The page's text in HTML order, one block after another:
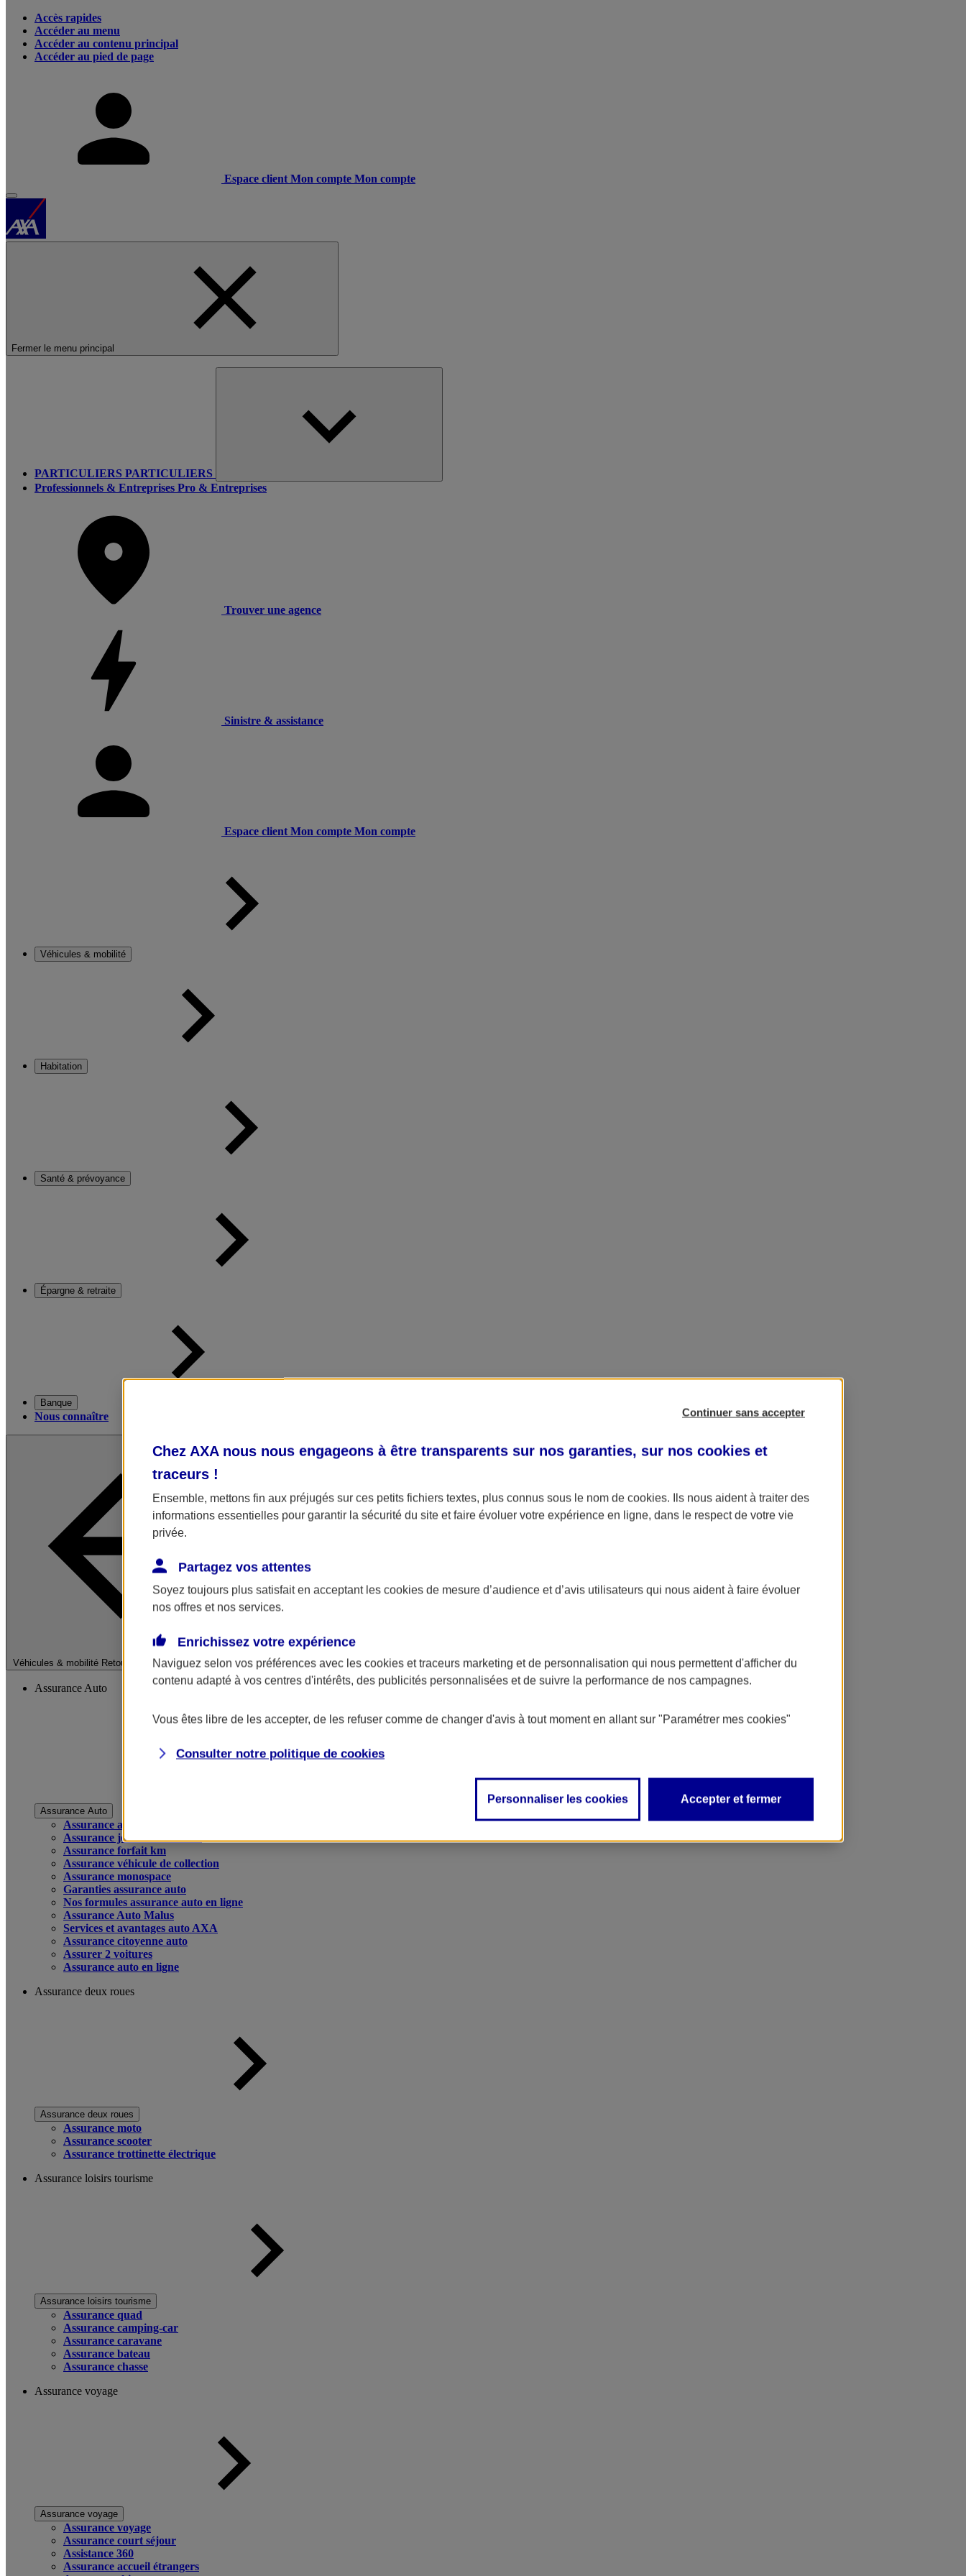
Accès rapides
Accéder au menu
Accéder au contenu principal
Accéder au pied de page
Espace client Mon compte Mon compte
Fermer le menu principal
PARTICULIERS PARTICULIERS
Professionnels & Entreprises Pro & Entreprises
Trouver une agence
Sinistre & assistance
Espace client Mon compte Mon compte
Véhicules & mobilité
Habitation
Santé & prévoyance
Épargne & retraite
Banque
Nous connaître
Véhicules & mobilité Retour à la section précédente
Fermer le menu principal
Assurance Auto
Assurance Auto
Assurance auto
Assurance jeune conducteur
Assurance forfait km
Assurance véhicule de collection
Assurance monospace
Garanties assurance auto
Nos formules assurance auto en ligne
Assurance Auto Malus
Services et avantages auto AXA
Assurance citoyenne auto
Assurer 2 voitures
Assurance auto en ligne
Assurance deux roues
Assurance deux roues
Assurance moto
Assurance scooter
Assurance trottinette électrique
Assurance loisirs tourisme
Assurance loisirs tourisme
Assurance quad
Assurance camping-car
Assurance caravane
Assurance bateau
Assurance chasse
Assurance voyage
Assurance voyage
Assurance voyage
Assurance court séjour
Assistance 360
Assurance accueil étrangers
Continuer sans accepter
Chez AXA nous nous engageons à être transparents sur nos garanties, sur nos cookies et
traceurs !
Ensemble, mettons fin aux préjugés sur ces petits fichiers textes, plus connus sous le nom de cookies. Ils nous aident à traiter des
informations essentielles pour garantir la sécurité du site et faire évoluer votre expérience en ligne, dans le respect de votre vie
privée.
Partagez vos attentes
Soyez toujours plus satisfait en acceptant les cookies de mesure d’audience et d’avis utilisateurs qui nous aident à faire évoluer
nos offres et nos services.
Enrichissez votre expérience
Naviguez selon vos préférences avec les cookies et traceurs marketing et de personnalisation qui nous permettent d'afficher du
contenu adapté à vos centres d'intérêts, des publicités personnalisées et de suivre la performance de nos campagnes.
Vous êtes libre de les accepter, de les refuser comme de changer d'avis à tout moment en allant sur "Paramétrer mes cookies"
Consulter notre politique de cookies
Personnaliser les cookies Accepter et fermer